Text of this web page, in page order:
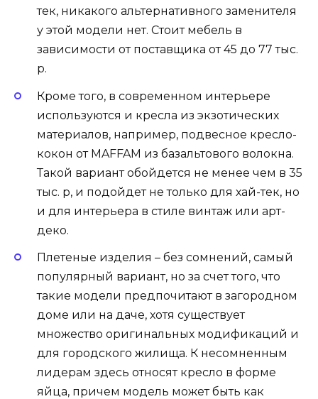
тек, никакого альтернативного заменителя
у этой модели нет. Стоит мебель в
зависимости от поставщика от 45 до 77 тыс.
р.
Кроме того, в современном интерьере
используются и кресла из экзотических
материалов, например, подвесное кресло-
кокон от MAFFAM из базальтового волокна.
Такой вариант обойдется не менее чем в 35
тыс. р, и подойдет не только для хай-тек, но
и для интерьера в стиле винтаж или арт-
деко.
Плетеные изделия – без сомнений, самый
популярный вариант, но за счет того, что
такие модели предпочитают в загородном
доме или на даче, хотя существует
множество оригинальных модификаций и
для городского жилища. К несомненным
лидерам здесь относят кресло в форме
яйца, причем модель может быть как